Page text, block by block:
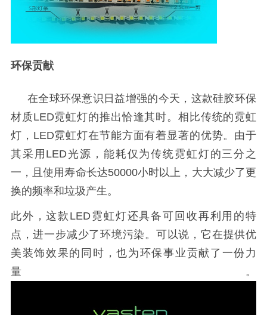
环保贡献
在全球环保意识日益增强的今天，这款硅胶环保
材质LED霓虹灯的推出恰逢其时。相比传统的霓虹
灯， LED霓虹灯在节能方面有着显著的优势。由于
其采用 LED光源，能耗仅为传统霓虹灯的三分之
一，且使用寿命长达50000小时以上，大大减少了更
换的频率和垃圾产生。
此外，这款 LED 霓虹灯还具备可回收再利用的特
点，进一步减少了环境污染。可以说，它在提供优
美装饰效果的同时，也为环保事业贡献了一份力
量。